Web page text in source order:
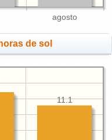
agosto
de sol
11.1